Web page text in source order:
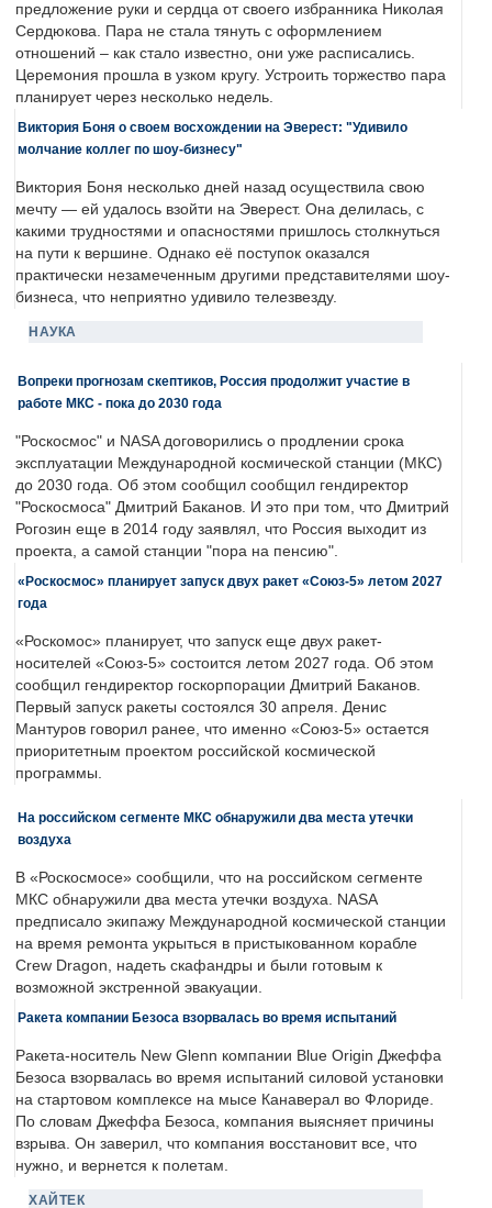
предложение руки и сердца от своего избранника Николая
Сердюкова. Пара не стала тянуть с оформлением
отношений – как стало известно, они уже расписались.
Церемония прошла в узком кругу. Устроить торжество пара
планирует через несколько недель.
Виктория Боня о своем восхождении на Эверест: "Удивило
молчание коллег по шоу-бизнесу"
Виктория Боня несколько дней назад осуществила свою
мечту — ей удалось взойти на Эверест. Она делилась, с
какими трудностями и опасностями пришлось столкнуться
на пути к вершине. Однако её поступок оказался
практически незамеченным другими представителями шоу-
бизнеса, что неприятно удивило телезвезду.
НАУКА
Вопреки прогнозам скептиков, Россия продолжит участие в
работе МКС - пока до 2030 года
"Роскосмос" и NASA договорились о продлении срока
эксплуатации Международной космической станции (МКС)
до 2030 года. Об этом сообщил сообщил гендиректор
"Роскосмоса" Дмитрий Баканов. И это при том, что Дмитрий
Рогозин еще в 2014 году заявлял, что Россия выходит из
проекта, а самой станции "пора на пенсию".
«Роскосмос» планирует запуск двух ракет «Союз-5» летом 2027
года
«Роскомос» планирует, что запуск еще двух ракет-
носителей «Союз-5» состоится летом 2027 года. Об этом
сообщил гендиректор госкорпорации Дмитрий Баканов.
Первый запуск ракеты состоялся 30 апреля. Денис
Мантуров говорил ранее, что именно «Союз-5» остается
приоритетным проектом российской космической
программы.
На российском сегменте МКС обнаружили два места утечки
воздуха
В «Роскосмосе» сообщили, что на российском сегменте
МКС обнаружили два места утечки воздуха. NASA
предписало экипажу Международной космической станции
на время ремонта укрыться в пристыкованном корабле
Crew Dragon, надеть скафандры и были готовым к
возможной экстренной эвакуации.
Ракета компании Безоса взорвалась во время испытаний
Ракета-носитель New Glenn компании Blue Origin Джеффа
Безоса взорвалась во время испытаний силовой установки
на стартовом комплексе на мысе Канаверал во Флориде.
По словам Джеффа Безоса, компания выясняет причины
взрыва. Он заверил, что компания восстановит все, что
нужно, и вернется к полетам.
ХАЙТЕК